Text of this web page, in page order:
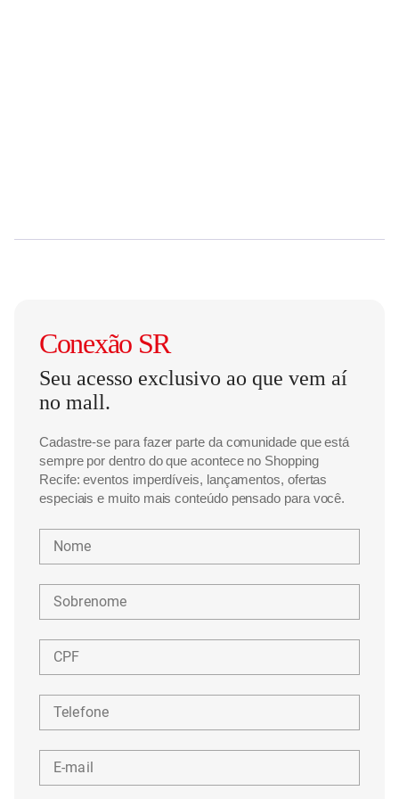
Conexão SR
Seu acesso exclusivo ao que vem aí
no mall.
Cadastre-se para fazer parte da comunidade que está
sempre por dentro do que acontece no Shopping
Recife: eventos imperdíveis, lançamentos, ofertas
especiais e muito mais conteúdo pensado para você.
Nome
Sobrenome
CPF
Telefone
E-mail